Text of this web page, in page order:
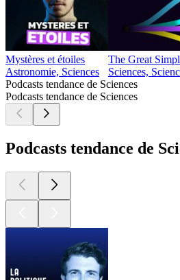
Mystères et étoiles
Astronomie, Sciences
The Great
Sciences,
Podcasts tendance de Sciences
Podcasts tendance de Sciences
Podcasts tendance de